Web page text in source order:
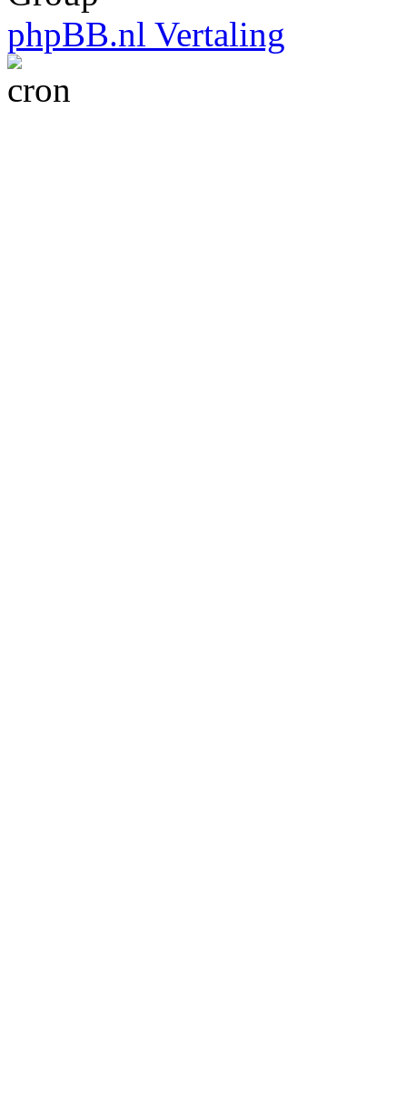
phpBB.nl Vertaling